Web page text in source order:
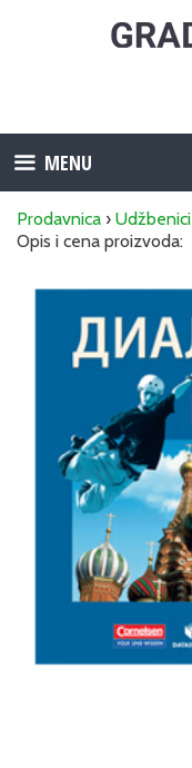
MENU
Prodavnica › Udžbenici
Opis i cena proizvoda: